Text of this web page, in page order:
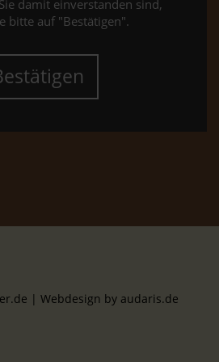
damit einverstanden sind,
bitte auf "Bestätigen".
| Webdesign by audaris.de